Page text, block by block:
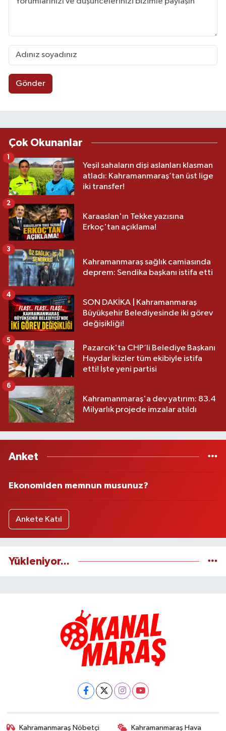
Gönder
Çok Okunanlar
Yeşil sahaların dişi aslanları klasman
atladı: Kahramanmaraş’tan üst lige
iki transfer!
Karaaslan'ın Tekke yazısına
Erkoç'tan açıklama!
2
Kahramanmaraş sağlık camiasında
deprem: Sendika başkanı istifa etti
3
SON DAKİKA | Kahramanmaraş
Büyükşehir Belediyesinde iki görev
değişikliği!
4
Pazarcık'ta CHP’li Belediye Başkanı
Haydar İkizler tüm ekibiyle istifa
etti! İşte yeni partisi
5
Kahramanmaraş'a dev yatırım: 83.4
Milyarlık projede imzalar atıldı
6
Anket
Ekonomiden memnun musunuz?
Ankete Katıl
Yükleniyor...
Kahramanmaraş Nöbetçi
Kahramanmaraş Hava